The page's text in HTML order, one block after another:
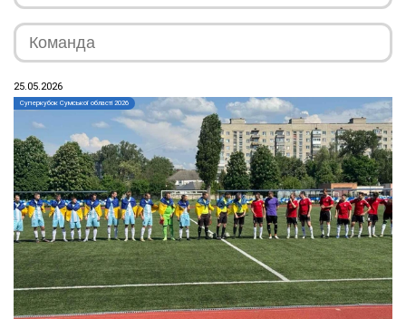
25.05.2026
Суперкубок Сумської області 2026